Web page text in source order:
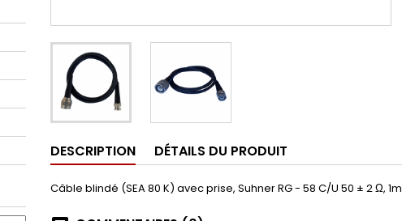
DESCRIPTION DÉTAILS DU PRODUIT
Câble blindé (SEA 80 K) avec prise, Suhner RG - 58 C/U 50 ± 2 Ω, 1m